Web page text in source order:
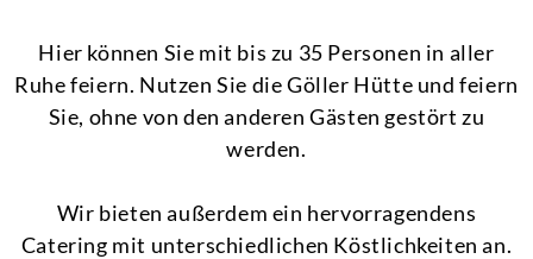
Hier können Sie mit bis zu 35 Personen in aller
Ruhe feiern. Nutzen Sie die Göller Hütte und feiern
Sie, ohne von den anderen Gästen gestört zu
werden.
Wir bieten außerdem ein hervorragendens
Catering mit unterschiedlichen Köstlichkeiten an.